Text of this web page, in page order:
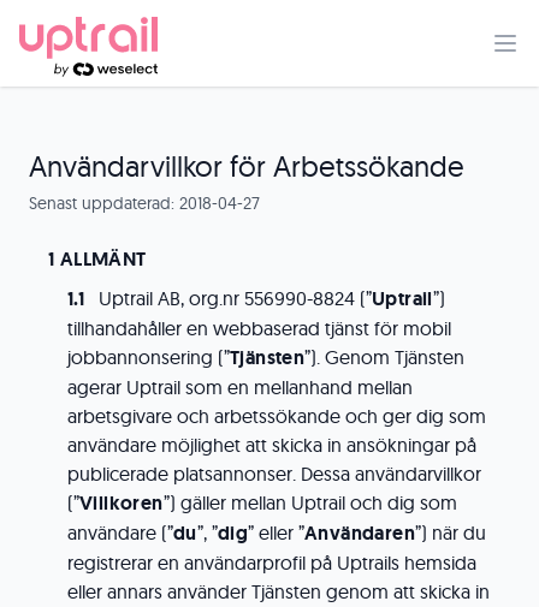
Användarvillkor för Arbetssökande
Senast uppdaterad: 2018-04-27
ALLMÄNT
Uptrail AB, org.nr 556990-8824 (”Uptrail”)
tillhandahåller en webbaserad tjänst för mobil
jobbannonsering (”Tjänsten”). Genom Tjänsten
agerar Uptrail som en mellanhand mellan
arbetsgivare och arbetssökande och ger dig som
användare möjlighet att skicka in ansökningar på
publicerade platsannonser. Dessa användarvillkor
(”Villkoren”) gäller mellan Uptrail och dig som
användare (”du”, ”dig” eller ”Användaren”) när du
registrerar en användarprofil på Uptrails hemsida
eller annars använder Tjänsten genom att skicka in